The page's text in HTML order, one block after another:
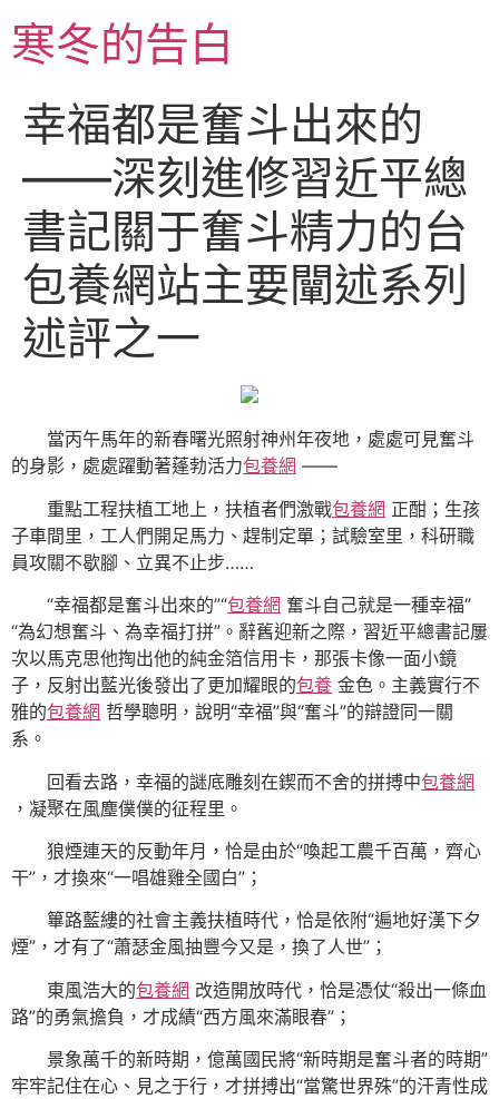
至
主寒冬的告白
幸福都是奮斗出來的
——深刻進修習近平總
書記關于奮斗精力的台
包養網站主要闡述系列
述評之一
當丙午馬年的新春曙光照射神州年夜地，處處可見奮斗
的身影，處處躍動著蓬勃活力包養網 ——
重點工程扶植工地上，扶植者們激戰包養網 正酣；生孩
子車間里，工人們開足馬力、趕制定單；試驗室里，科研職
員攻關不歇腳、立異不止步……
“幸福都是奮斗出來的”“包養網 奮斗自己就是一種幸福”
“為幻想奮斗、為幸福打拼”。辭舊迎新之際，習近平總書記屢
次以馬克思他掏出他的純金箔信用卡，那張卡像一面小鏡
子，反射出藍光後發出了更加耀眼的包養 金色。主義實行不
雅的包養網 哲學聰明，說明“幸福”與“奮斗”的辯證同一關
系。
回看去路，幸福的謎底雕刻在鍥而不舍的拼搏中包養網
，凝聚在風塵僕僕的征程里。
狼煙連天的反動年月，恰是由於“喚起工農千百萬，齊心
干”，才換來“一唱雄雞全國白”；
篳路藍縷的社會主義扶植時代，恰是依附“遍地好漢下夕
煙”，才有了“蕭瑟金風抽豐今又是，換了人世”；
東風浩大的包養網 改造開放時代，恰是憑仗“殺出一條血
路”的勇氣擔負，才成績“西方風來滿眼春”；
景象萬千的新時期，億萬國民將“新時期是奮斗者的時期”
牢牢記住在心、見之于行，才拼搏出“當驚世界殊”的汗青性成